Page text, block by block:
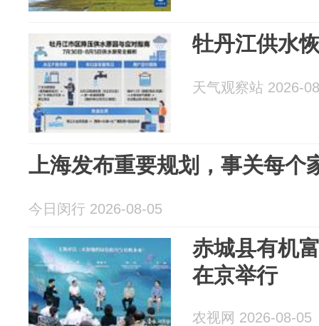
牡丹江供水
天气观察站 2026-
上海发布重要规划，事关每个
今日闵行 2026-08-05
赤城县有机
在京举行
农视网 2026-08-05